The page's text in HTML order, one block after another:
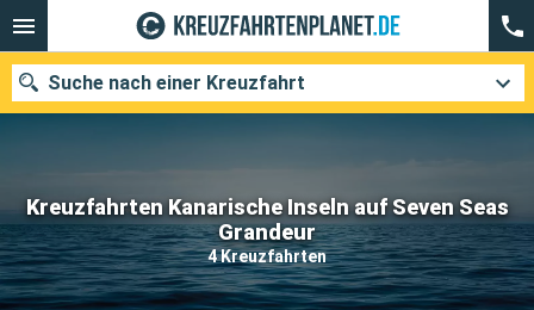
Kreuzfahrten Kanarische Inseln auf Seven Seas
Grandeur
4 Kreuzfahrten
Suche nach einer Kreuzfahrt
Unsere Ziele
Abfahrtsmonat